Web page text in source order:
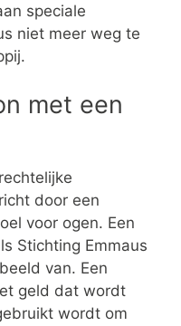
speciale
niet meer weg te
met een
door een
voor ogen. Een
Stichting Emmaus
van. Een
geld dat wordt
wordt om